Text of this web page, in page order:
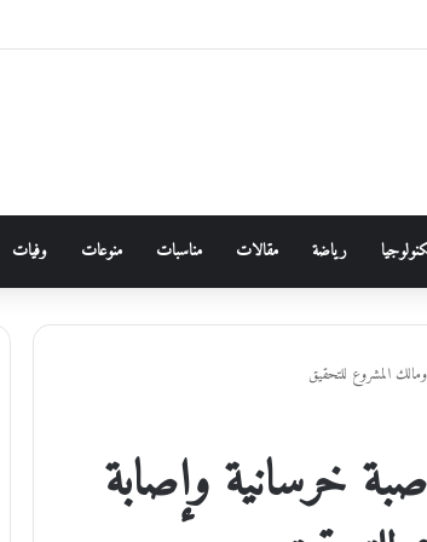
رياضة مقالات مناسبات منوعات وفيات
خرسانية وإصابة